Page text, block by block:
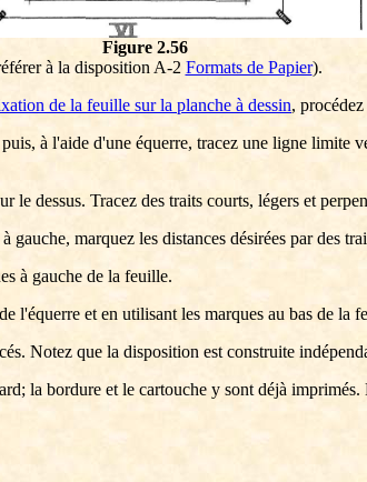
Figure 2.56
à la disposition A-2 Formats de Papier).
de la feuille sur la planche à dessin,
à l'aide d'une équerre, tracez une ligne limite
dessus. Tracez des traits courts, légers et
marquez les distances désirées par des
à gauche de la feuille.
l'équerre et en utilisant les marques au bas de la
Notez que la disposition est construite
la bordure et le cartouche y sont déjà